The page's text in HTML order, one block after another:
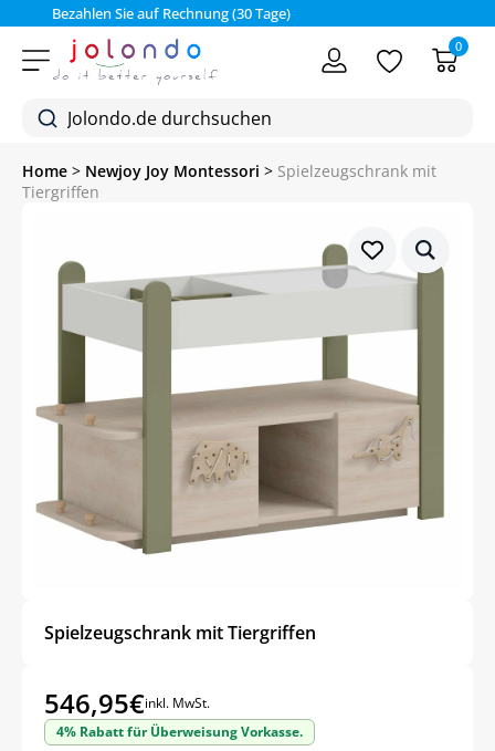
Bezahlen Sie auf Rechnung (30 Tage)
0
Home > Newjoy Joy Montessori > Spielzeugschrank mit
Tiergriffen
Spielzeugschrank mit Tiergriffen
546,95€inkl. MwSt.
4% Rabatt für Überweisung Vorkasse.